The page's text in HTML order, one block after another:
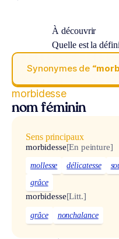
À découvrir
Quelle est la
Synonymes de
morbidesse
nom féminin
Sens principaux
morbidesse[En peinture]
mollesse délicatesse
grâce
morbidesse[Litt.]
grâce nonchalance